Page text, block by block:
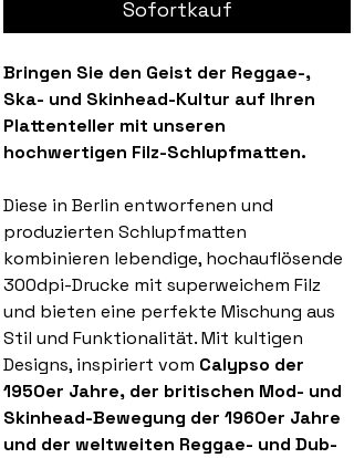
Sofortkauf
Bringen Sie den Geist der Reggae-,
Ska- und Skinhead-Kultur auf Ihren
Plattenteller mit unseren
hochwertigen Filz-Schlupfmatten.
Diese in Berlin entworfenen und
produzierten Schlupfmatten
kombinieren lebendige, hochauflösende
300dpi-Drucke mit superweichem Filz
und bieten eine perfekte Mischung aus
Stil und Funktionalität. Mit kultigen
Designs, inspiriert vom Calypso der
1950er Jahre, der britischen Mod- und
Skinhead-Bewegung der 1960er Jahre
und der weltweiten Reggae- und Dub-